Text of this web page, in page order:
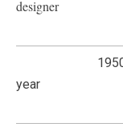
designer
year